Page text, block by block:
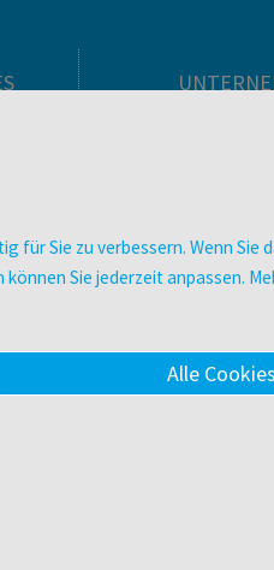
Datenschutz
AGB
für Sie zu verbessern. Wenn Sie
Sie jederzeit anpassen.
Alle Cookies